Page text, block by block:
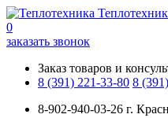
0
заказать звонок
Заказ товаров и
8 (391) 221-33-80 8
8-902-940-03-26 г.